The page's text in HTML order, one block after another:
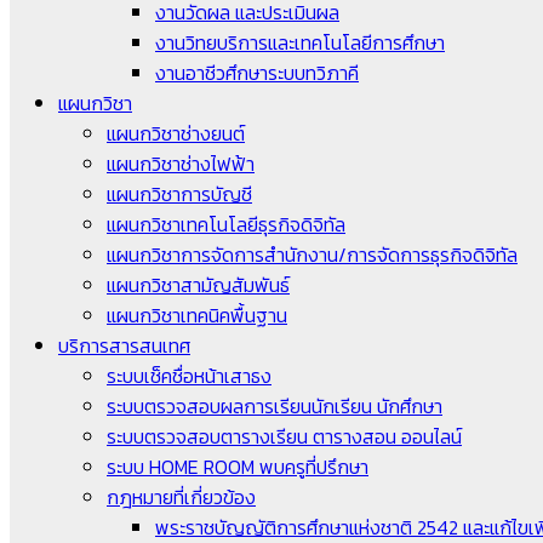
งานวัดผล และประเมินผล
งานวิทยบริการและเทคโนโลยีการศึกษา
งานอาชีวศึกษาระบบทวิภาคี
แผนกวิชา
แผนกวิชาช่างยนต์
แผนกวิชาช่างไฟฟ้า
แผนกวิชาการบัญชี
แผนกวิชาเทคโนโลยีธุรกิจดิจิทัล
แผนกวิชาการจัดการสำนักงาน/การจัดการธุรกิจดิจิทัล
แผนกวิชาสามัญสัมพันธ์
แผนกวิชาเทคนิคพื้นฐาน
บริการสารสนเทศ
ระบบเช็คชื่อหน้าเสาธง
ระบบตรวจสอบผลการเรียนนักเรียน นักศึกษา
ระบบตรวจสอบตารางเรียน ตารางสอน ออนไลน์
ระบบ HOME ROOM พบครูที่ปรึกษา
กฎหมายที่เกี่ยวข้อง
พระราชบัญญัติการศึกษาแห่งชาติ 2542 และแก้ไขเ